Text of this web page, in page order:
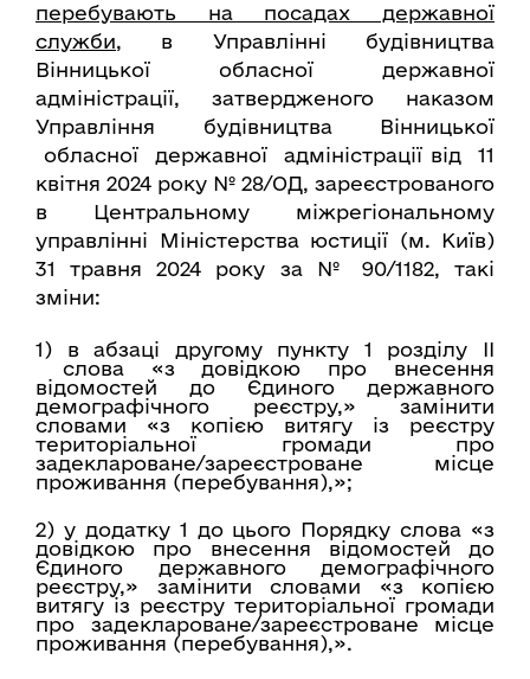
перебувають на посадах державної
служби, в Управлінні будівництва
Вінницької обласної державної
адміністрації, затвердженого наказом
Управління будівництва Вінницької
обласної державної адміністрації від 11
квітня 2024 року № 28/ОД, зареєстрованого
в Центральному міжрегіональному
управлінні Міністерства юстиції (м. Київ)
31 травня 2024 року за № 90/1182, такі
зміни:
1) в абзаці другому пункту 1 розділу ІІ
слова «з довідкою про внесення
відомостей до Єдиного державного
демографічного реєстру,» замінити
словами «з копією витягу із реєстру
територіальної громади про
задеклароване/зареєстроване місце
проживання (перебування),»;
2) у додатку 1 до цього Порядку слова «з
довідкою про внесення відомостей до
Єдиного державного демографічного
реєстру,» замінити словами «з копією
витягу із реєстру територіальної громади
про задеклароване/зареєстроване місце
проживання (перебування),».